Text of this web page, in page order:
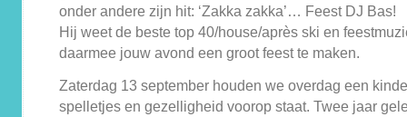
onder andere zijn hit: ‘Zakka zakka’… Feest DJ Bas!
Hij weet de beste top 40/house/après ski en
daarmee jouw avond een groot feest te maken.
Zaterdag 13 september houden we overdag een
spelletjes en gezelligheid voorop staat. Twee jaar